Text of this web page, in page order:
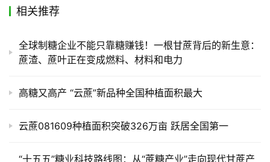
相关推荐
全球制糖企业不能只靠糖赚钱！一根甘蔗背后的新生意：
蔗渣、蔗叶正在变成燃料、材料和电力
高糖又高产 “云蔗”新品种全国种植面积最大
云蔗081609种植面积突破326万亩 跃居全国第一
“十五五”糖业科技路线图：从“蔗糖产业”走向现代甘蔗产